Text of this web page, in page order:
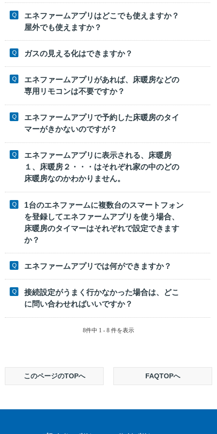
エネファームアプリはどこでも使えますか？
屋外でも使えますか？
ガスの見える化はできますか？
エネファームアプリがあれば、床暖房などの
専用リモコンは不要ですか？
エネファームアプリで予約した床暖房のタイ
マーがきかないのですが？
エネファームアプリに表示される、床暖房
１、床暖房２・・・はそれぞれ家の中のどの
床暖房なのかわかりません。
1台のエネファームに複数台のスマートフォン
を登録してエネファームアプリを使う場合、
床暖房のタイマーはそれぞれで設定できます
か？
エネファームアプリでは何ができますか？
接続設定がうまく行かなかった場合は、どこ
に問い合わせればいいですか？
8件中 1 - 8 件を表示
このページのTOPへ FAQTOPへ